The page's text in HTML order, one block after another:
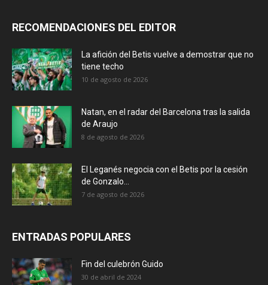
RECOMENDACIONES DEL EDITOR
La afición del Betis vuelve a demostrar que no
tiene techo
10 de agosto de 2026
Natan, en el radar del Barcelona tras la salida
de Araujo
8 de agosto de 2026
El Leganés negocia con el Betis por la cesión
de Gonzalo...
7 de agosto de 2026
ENTRADAS POPULARES
Fin del culebrón Guido
30 de abril de 2024